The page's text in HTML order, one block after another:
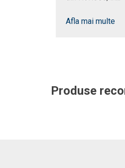
Afla mai multe
Produse